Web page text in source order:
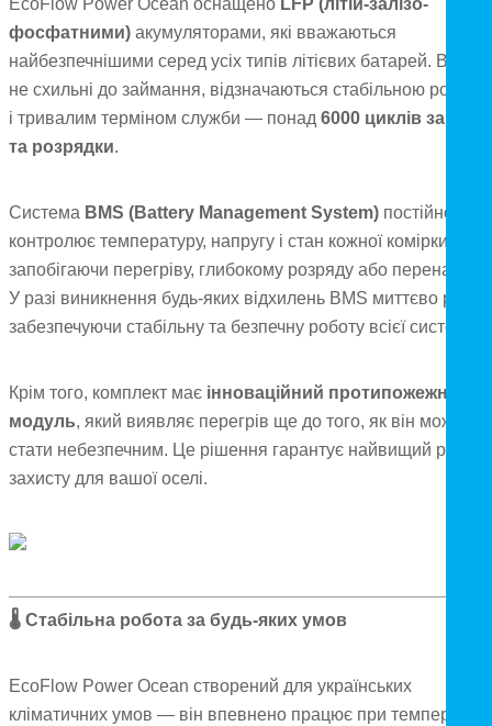
EcoFlow Power Ocean оснащено LFP (літій-залізо-
фосфатними) акумуляторами, які вважаються
найбезпечнішими серед усіх типів літієвих батарей. Вони
не схильні до займання, відзначаються стабільною
і тривалим терміном служби — понад 6000 циклів
та розрядки.
Система BMS (Battery Management System) постійно
контролює температуру, напругу і стан кожної комірки,
запобігаючи перегріву, глибокому розряду або
У разі виникнення будь-яких відхилень BMS миттєво
забезпечуючи стабільну та безпечну роботу всієї системи.
Крім того, комплект має інноваційний протипожежний
модуль, який виявляє перегрів ще до того, як він може
стати небезпечним. Це рішення гарантує найвищий рівень
захисту для вашої оселі.
🌡 Стабільна робота за будь-яких умов
EcoFlow Power Ocean створений для українських
кліматичних умов — він впевнено працює при температурі